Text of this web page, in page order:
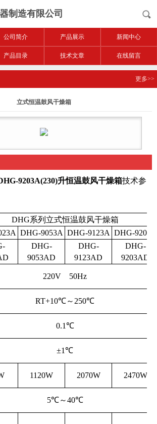
制造有限公司
公司简介 产品展示 新闻中心
产品目录 技术文章 在线留言
更多>>
立式恒温鼓风干燥箱
9203A(230)升恒温鼓风干燥箱技术参
DHG系列 立式恒温鼓风干燥箱
DHG-9053A DHG-9123A DHG-9203A
DHG-
9053AD
DHG-
9123AD
DHG-
9203AD
220V 50Hz
RT+10℃～ 250℃
0.1 ℃
±1 ℃
1120W 2070W 2470W
5℃～40℃
燥箱供厂矿企业、大专院校、科研、医
室等物品干燥、烘焙、熔腊、灭菌之